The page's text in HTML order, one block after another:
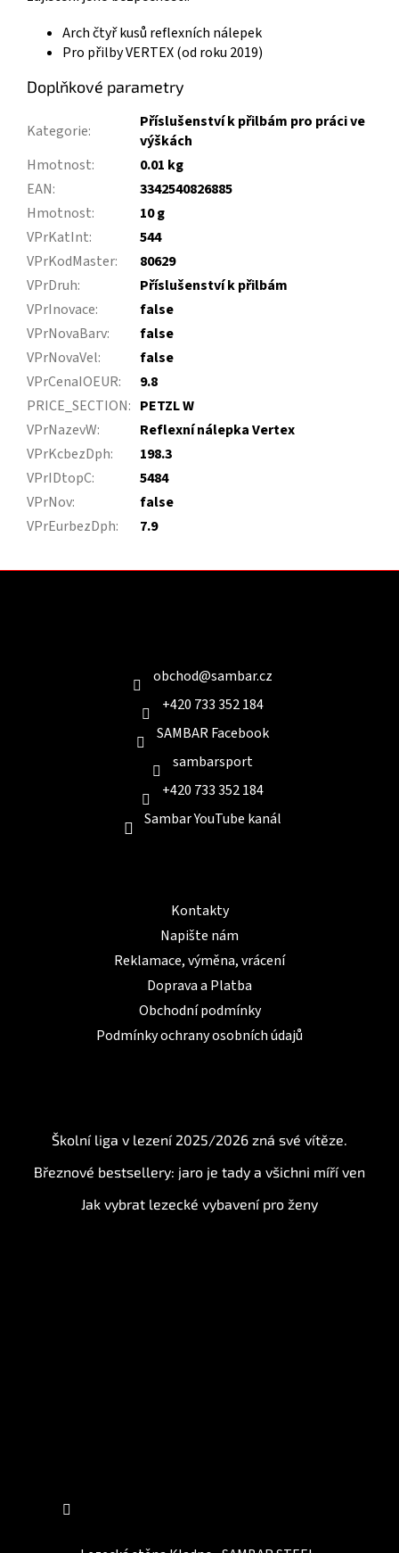
Arch čtyř kusů reflexních nálepek
Pro přilby VERTEX (od roku 2019)
Doplňkové parametry
Kategorie:
Příslušenství k přilbám pro práci ve
výškách
Hmotnost:
0.01 kg
EAN:
3342540826885
Hmotnost:
10 g
VPrKatInt:
544
VPrKodMaster:
80629
VPrDruh:
Příslušenství k přilbám
VPrInovace:
false
VPrNovaBarv:
false
VPrNovaVel:
false
VPrCenaIOEUR:
9.8
PRICE_SECTION: PETZL W
VPrNazevW:
Reflexní nálepka Vertex
VPrKcbezDph:
198.3
VPrIDtopC:
5484
VPrNov:
false
VPrEurbezDph: 7.9
obchod@sambar.cz
+420 733 352 184
SAMBAR Facebook
sambarsport
+420 733 352 184
Sambar YouTube kanál
Kontakty
Napište nám
Reklamace, výměna, vrácení
Doprava a Platba
Obchodní podmínky
Podmínky ochrany osobních údajů
Školní liga v lezení 2025/2026 zná své vítěze.
Březnové bestsellery: jaro je tady a všichni míří ven
Jak vybrat lezecké vybavení pro ženy